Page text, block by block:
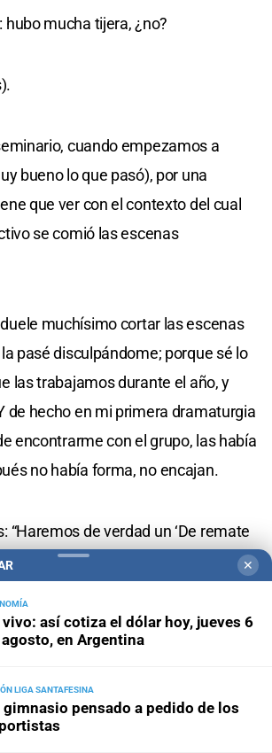
hubo mucha tijera, ¿no?
cuando empezamos a
bueno lo que pasó), por una
que ver con el contexto del cual
se comió las escenas
muchísimo cortar las escenas
pasé disculpándome; porque sé lo
las trabajamos durante el año, y
de hecho en mi primera dramaturgia
encontrarme con el grupo, las había
no había forma, no encajan.
“Haremos de verdad un ‘De remate
lo colectivo a lo individual”. La
ejemplo, si no es movimiento
hacer. Y si no tiene una
traiciona su espacio de
espacialidad en danza; hasta el
✕
vivo: así cotiza el dólar hoy, jueves 6
en Argentina
LIGA SANTAFESINA
gimnasio pensado a pedido de los